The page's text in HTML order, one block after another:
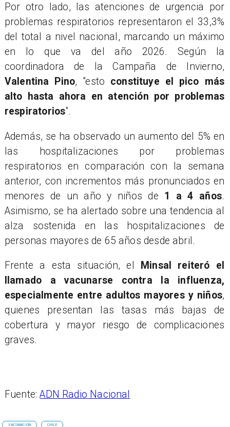
Por otro lado, las atenciones de urgencia por
problemas respiratorios representaron el 33,3%
del total a nivel nacional, marcando un máximo
en lo que va del año 2026. Según la
coordinadora de la Campaña de Invierno,
Valentina Pino, "esto constituye el pico más
alto hasta ahora en atención por problemas
respiratorios".
Además, se ha observado un aumento del 5% en
las hospitalizaciones por problemas
respiratorios en comparación con la semana
anterior, con incrementos más pronunciados en
menores de un año y niños de 1 a 4 años.
Asimismo, se ha alertado sobre una tendencia al
alza sostenida en las hospitalizaciones de
personas mayores de 65 años desde abril.
Frente a esta situación, el
Minsal reiteró el
llamado a vacunarse contra la influenza,
especialmente entre adultos mayores y niños,
quienes presentan las tasas más bajas de
cobertura y mayor riesgo de complicaciones
graves.
Fuente:ADN Radio Nacional
VACUNACIÓN CHILE